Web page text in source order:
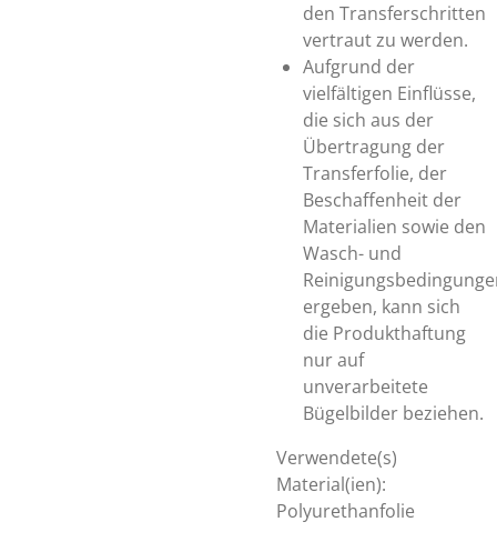
den Transferschritten
vertraut zu werden.
Aufgrund der
vielfältigen Einflüsse,
die sich aus der
Übertragung der
Transferfolie, der
Beschaffenheit der
Materialien sowie den
Wasch- und
ergeben, kann sich
die Produkthaftung
nur auf
unverarbeitete
Bügelbilder beziehen.
Verwendete(s)
Material(ien):
Polyurethanfolie